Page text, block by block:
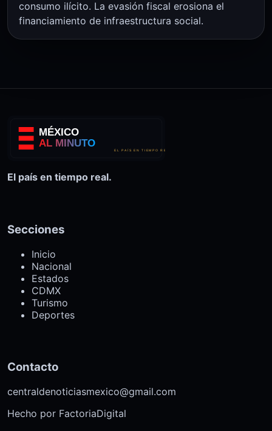
consumo ilícito. La evasión fiscal erosiona el
financiamiento de infraestructura social.
El país en tiempo real.
Secciones
Inicio
Nacional
Estados
CDMX
Turismo
Deportes
Contacto
centraldenoticiasmexico@gmail.com
Hecho por FactoriaDigital